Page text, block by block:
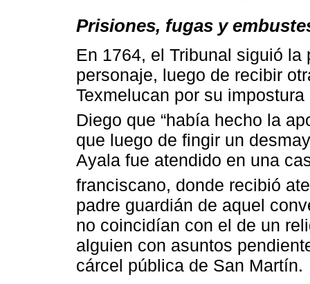
Prisiones, fugas y
En 1764, el Tribunal siguió
personaje, luego de recibir
Texmelucan por su
Diego que “había hecho la
que luego de fingir un
Ayala fue atendido en una
franciscano, donde recibió
padre guardián de aquel
no coincidían con el de un
alguien con asuntos
cárcel pública de San Martín.